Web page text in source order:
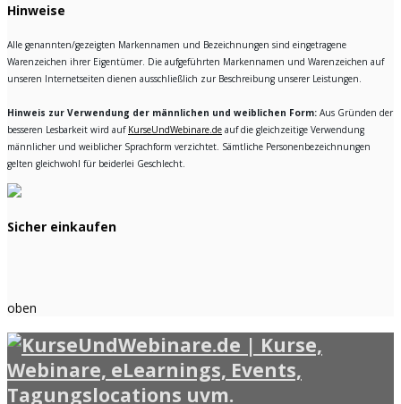
Hinweise
Alle genannten/gezeigten Markennamen und Bezeichnungen sind eingetragene
Warenzeichen ihrer Eigentümer. Die aufgeführten Markennamen und Warenzeichen auf
unseren Internetseiten dienen ausschließlich zur Beschreibung unserer Leistungen.
Hinweis zur Verwendung der männlichen und weiblichen Form: Aus Gründen der
besseren Lesbarkeit wird auf KurseUndWebinare.de auf die gleichzeitige Verwendung
männlicher und weiblicher Sprachform verzichtet. Sämtliche Personenbezeichnungen
gelten gleichwohl für beiderlei Geschlecht.
Sicher einkaufen
oben